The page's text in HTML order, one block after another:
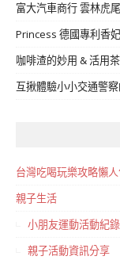
富大汽車商行 雲林虎
Princess 德國專利香
咖啡渣的妙用 & 活用
互揪體驗小小交通警
台灣吃喝玩樂攻略懶
親子生活
小朋友運動活動紀錄
親子活動資訊分享